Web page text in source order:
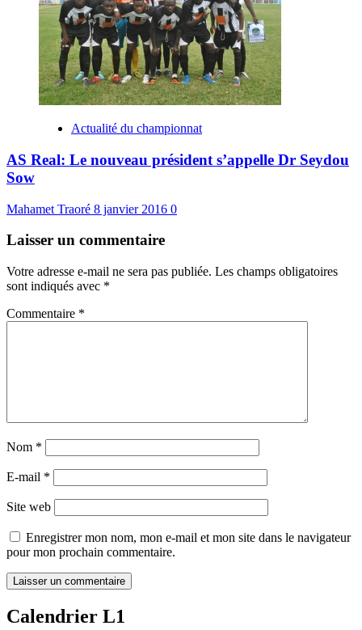
Actualité du championnat
AS Real: Le nouveau président s’appelle Dr Seydou
Sow
Mahamet Traoré 8 janvier 2016 0
Laisser un commentaire
Votre adresse e-mail ne sera pas publiée. Les champs obligatoires
sont indiqués avec *
Commentaire *
Nom *
E-mail *
Site web
Enregistrer mon nom, mon e-mail et mon site dans le navigateur
pour mon prochain commentaire.
Calendrier L1